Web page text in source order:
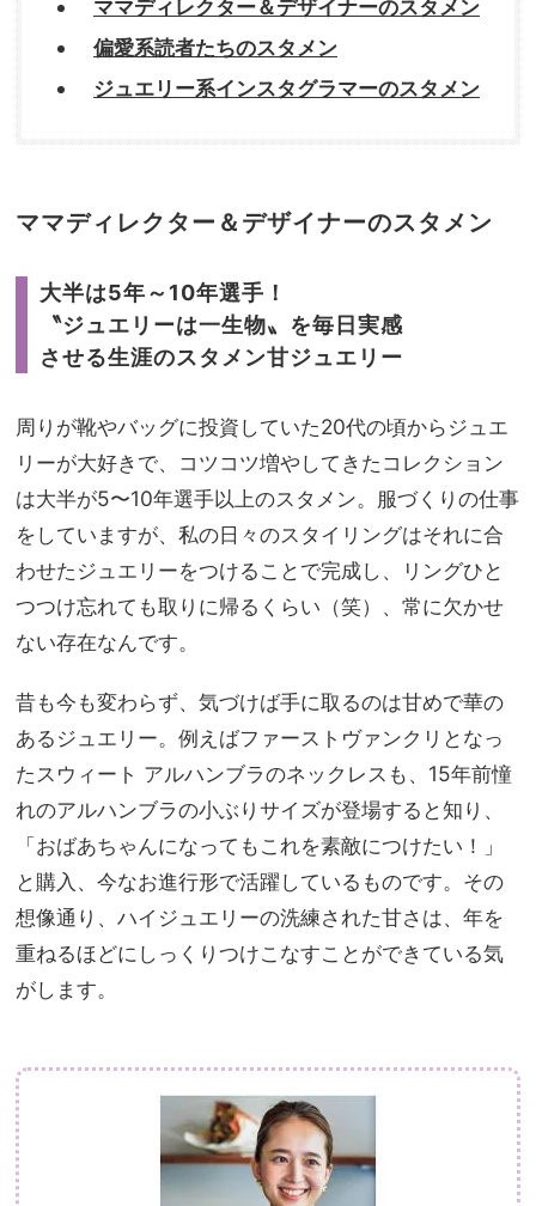
ママディレクター＆デザイナーのスタメン
偏愛系読者たちのスタメン
ジュエリー系インスタグラマーのスタメン
ママディレクター＆デザイナーのスタメン
大半は5年～10年選手！
〝ジュエリーは一生物〟を毎日実感
させる生涯のスタメン甘ジュエリー
周りが靴やバッグに投資していた20代の頃からジュエ
リーが大好きで、コツコツ増やしてきたコレクション
は大半が5〜10年選手以上のスタメン。服づくりの仕事
をしていますが、私の日々のスタイリングはそれに合
わせたジュエリーをつけることで完成し、リングひと
つつけ忘れても取りに帰るくらい（笑）、常に欠かせ
ない存在なんです。
昔も今も変わらず、気づけば手に取るのは甘めで華の
あるジュエリー。例えばファーストヴァンクリとなっ
たスウィート アルハンブラのネックレスも、15年前憧
れのアルハンブラの小ぶりサイズが登場すると知り、
「おばあちゃんになってもこれを素敵につけたい！」
と購入、今なお進行形で活躍しているものです。その
想像通り、ハイジュエリーの洗練された甘さは、年を
重ねるほどにしっくりつけこなすことができている気
がします。